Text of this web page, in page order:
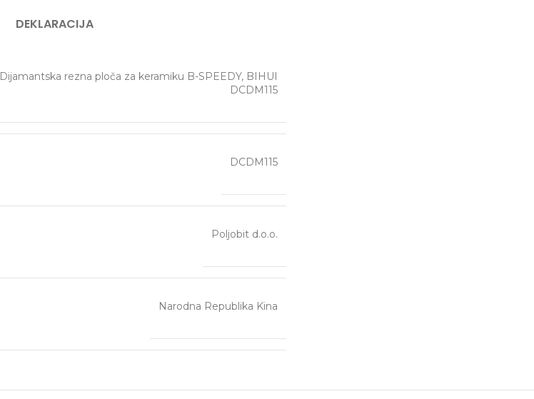
DEKLARACIJA
Dijamantska rezna ploča za keramiku B-SPEEDY, BIHUI
DCDM115
DCDM115
Poljobit d.o.o.
Narodna Republika Kina